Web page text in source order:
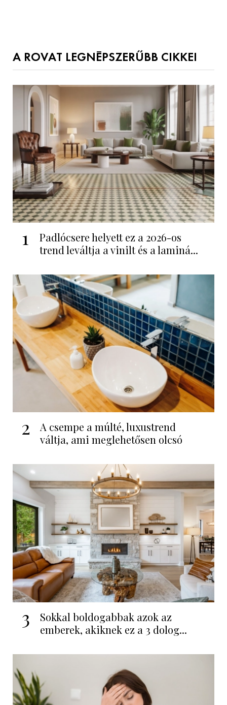
A ROVAT LEGNÉPSZERŰBB CIKKEI
1
Padlócsere helyett ez a 2026-os
trend leváltja a vinilt és a laminá...
2
A csempe a múlté, luxustrend
váltja, ami meglehetősen olcsó
3
Sokkal boldogabbak azok az
emberek, akiknek ez a 3 dolog...